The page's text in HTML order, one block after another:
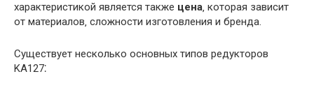
характеристикой является также цена‚ которая зависит
от материалов‚ сложности изготовления и бренда.
Существует несколько основных типов редукторов
KA127⁚